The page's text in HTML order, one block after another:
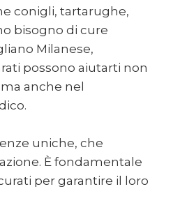
conigli, tartarughe,
bisogno di cure
Milanese,
possono aiutarti non
anche nel
uniche, che
È fondamentale
per garantire il loro